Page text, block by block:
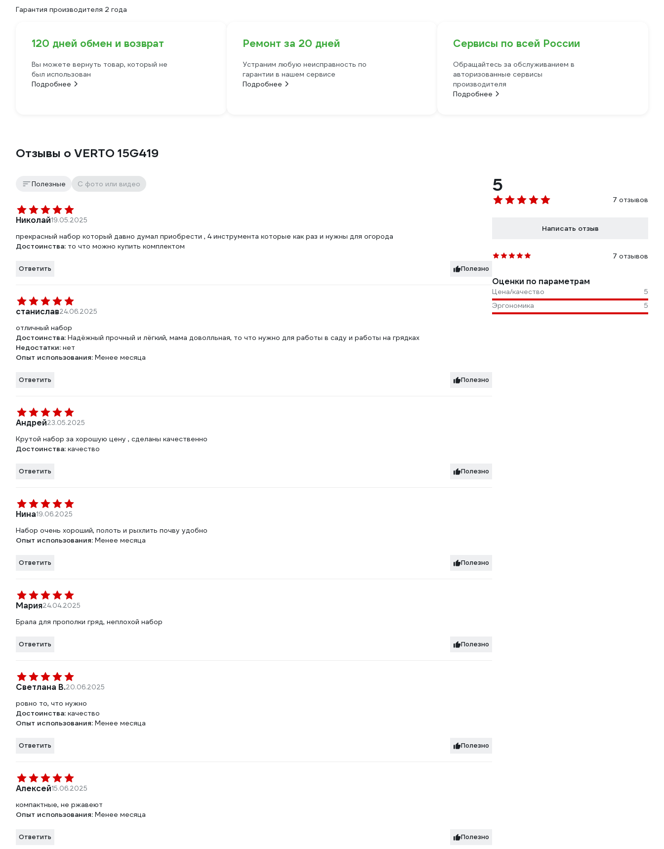
Гарантия производителя 2 года
120 дней обмен и возврат
Вы можете вернуть товар, который не
был использован
Подробнее
Ремонт за 20 дней
Устраним любую неисправность по
гарантии в нашем сервисе
Подробнее
Сервисы по всей России
Обращайтесь за обслуживанием в
авторизованные сервисы
производителя
Подробнее
Отзывы о VERTO 15G419
5
7 отзывов
Написать отзыв
7 отзывов
Оценки по параметрам
Цена/качество
5
Эргономика
5
Полезные С фото или видео
Николай19.05.2025
прекрасный набор который давно думал приобрести , 4 инструмента которые как раз и нужны для огорода
Достоинства: то что можно купить комплектом
Ответить Полезно
станислав24.06.2025
отличный набор
Достоинства: Надёжный прочный и лёгкий, мама доволльная, то что нужно для работы в саду и работы на грядках
Недостатки: нет
Опыт использования: Менее месяца
Ответить Полезно
Андрей23.05.2025
Крутой набор за хорошую цену , сделаны качественно
Достоинства: качество
Ответить Полезно
Нина19.06.2025
Набор очень хороший, полоть и рыхлить почву удобно
Опыт использования: Менее месяца
Ответить Полезно
Мария24.04.2025
Брала для прополки гряд, неплохой набор
Ответить Полезно
Светлана В.20.06.2025
ровно то, что нужно
Достоинства: качество
Опыт использования: Менее месяца
Ответить Полезно
Алексей15.06.2025
компактные, не ржавеют
Опыт использования: Менее месяца
Ответить Полезно